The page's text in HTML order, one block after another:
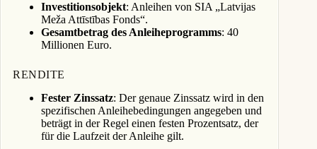
Investitionsobjekt: Anleihen von SIA „Latvijas
Meža Attīstības Fonds“.
Gesamtbetrag des Anleiheprogramms: 40
Millionen Euro.
RENDITE
Fester Zinssatz: Der genaue Zinssatz wird in den
spezifischen Anleihebedingungen angegeben und
beträgt in der Regel einen festen Prozentsatz, der
für die Laufzeit der Anleihe gilt.